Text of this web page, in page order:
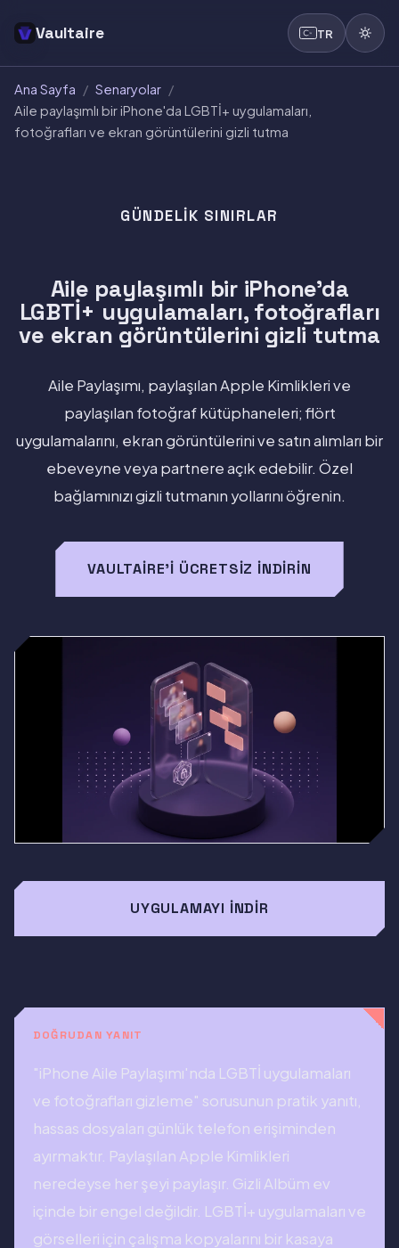
Vaultaire TR
Ana Sayfa / Senaryolar /
Aile paylaşımlı bir iPhone'da LGBTİ+ uygulamaları,
fotoğrafları ve ekran görüntülerini gizli tutma
GÜNDELIK SINIRLAR
Aile paylaşımlı bir iPhone'da
LGBTİ+ uygulamaları, fotoğrafları
ve ekran görüntülerini gizli tutma
Aile Paylaşımı, paylaşılan Apple Kimlikleri ve
paylaşılan fotoğraf kütüphaneleri; flört
uygulamalarını, ekran görüntülerini ve satın alımları bir
ebeveyne veya partnere açık edebilir. Özel
bağlamınızı gizli tutmanın yollarını öğrenin.
VAULTAIRE'I ÜCRETSIZ İNDIRIN
UYGULAMAYI İNDIR
DOĞRUDAN YANIT
"iPhone Aile Paylaşımı'nda LGBTİ uygulamaları
ve fotoğrafları gizleme" sorusunun pratik yanıtı,
hassas dosyaları günlük telefon erişiminden
ayırmaktır. Paylaşılan Apple Kimlikleri
neredeyse her şeyi paylaşır. Gizli Albüm ev
içinde bir engel değildir. LGBTİ+ uygulamaları ve
görselleri için çalışma kopyalarını bir kasaya